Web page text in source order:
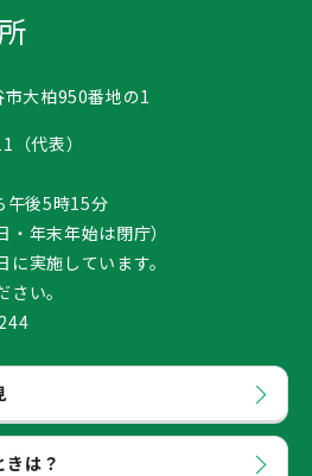
大柏950番地の1
代表）
後5時15分
・年末年始は閉庁）
実施しています。
さい。
は？